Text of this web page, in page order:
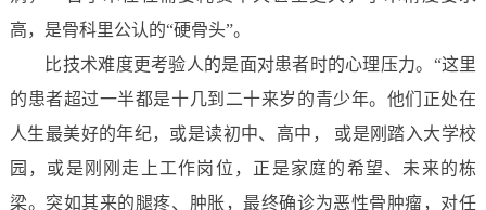
高，是骨科里公认的“硬骨头”。
比技术难度更考验人的是面对患者时的心理压力。“这里
的患者超过一半都是十几到二十来岁的青少年。他们正处在
人生最美好的年纪，或是读初中、高中， 或是刚踏入大学校
园，或是刚刚走上工作岗位，正是家庭的希望、未来的栋
梁。突如其来的腿疼、肿胀，最终确诊为恶性骨肿瘤，对任